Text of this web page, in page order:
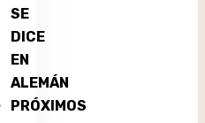
SE
DICE
EN
ALEMÁN
PRÓXIMOS